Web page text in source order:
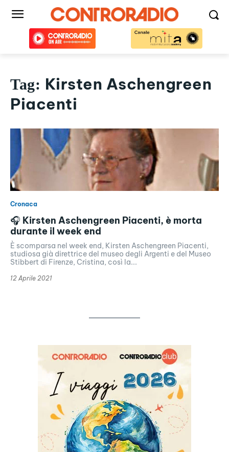
Tag: Kirsten Aschengreen
Piacenti
Cronaca
🎧 Kirsten Aschengreen Piacenti, è morta
durante il week end
È scomparsa nel week end, Kirsten Aschengreen Piacenti,
studiosa già direttrice del museo degli Argenti e del Museo
Stibbert di Firenze, Cristina, così la...
12 Aprile 2021